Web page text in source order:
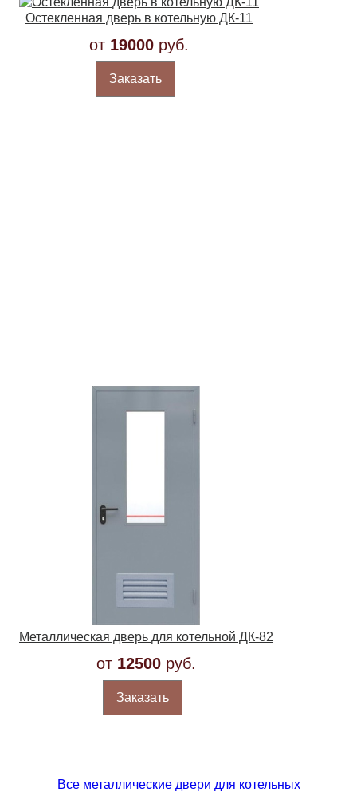
Остекленная дверь в котельную ДК-11
от 19000 руб.
Заказать
Металлическая дверь для котельной ДК-82
от 12500 руб.
Заказать
Все металлические двери для котельных